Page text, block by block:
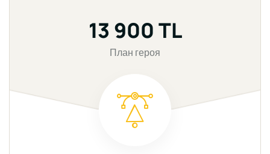
13 900 TL
План героя